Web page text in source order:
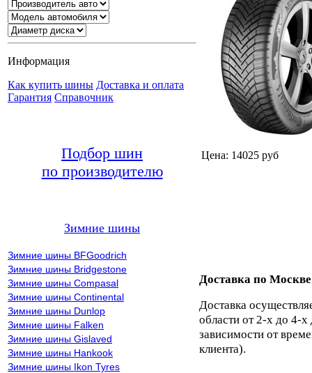
Информация
Как купить шины Доставка и оплата
Гарантия Справочник
Подбор шин
по производителю
Зимние шины
Зимние шины BFGoodrich
Зимние шины Bridgestone
Зимние шины Compasal
Зимние шины Continental
Зимние шины Dunlop
Зимние шины Falken
Зимние шины Gislaved
Зимние шины Hankook
Зимние шины Ikon Tyres
Цена: 14025 руб
Доставка по
Доставка
области от 2-х до 4-х
зависимости от
клиента).